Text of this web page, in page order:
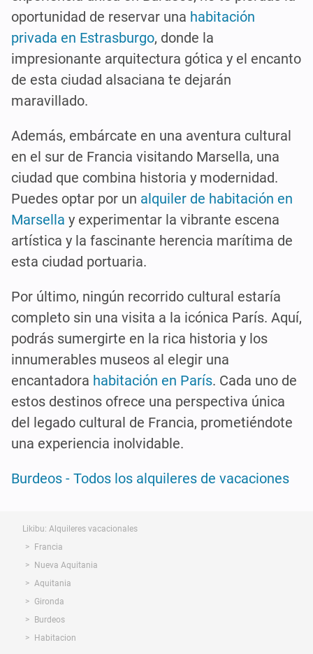
oportunidad de reservar una habitación
privada en Estrasburgo, donde la
impresionante arquitectura gótica y el encanto
de esta ciudad alsaciana te dejarán
maravillado.
Además, embárcate en una aventura cultural
en el sur de Francia visitando Marsella, una
ciudad que combina historia y modernidad.
Puedes optar por un alquiler de habitación en
Marsella y experimentar la vibrante escena
artística y la fascinante herencia marítima de
esta ciudad portuaria.
Por último, ningún recorrido cultural estaría
completo sin una visita a la icónica París. Aquí,
podrás sumergirte en la rica historia y los
innumerables museos al elegir una
encantadora habitación en París. Cada uno de
estos destinos ofrece una perspectiva única
del legado cultural de Francia, prometiéndote
una experiencia inolvidable.
Burdeos - Todos los alquileres de vacaciones
Likibu: Alquileres vacacionales
Francia
Nueva Aquitania
Aquitania
Gironda
Burdeos
Habitacion